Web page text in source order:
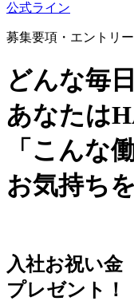
公式ライン
募集要項・エントリー
どんな毎
あなたは
「こんな
お気持ち
入社お祝い金
プレゼント！